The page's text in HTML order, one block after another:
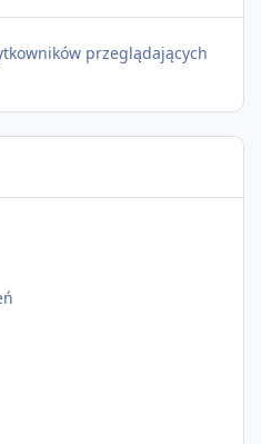
przeglądających